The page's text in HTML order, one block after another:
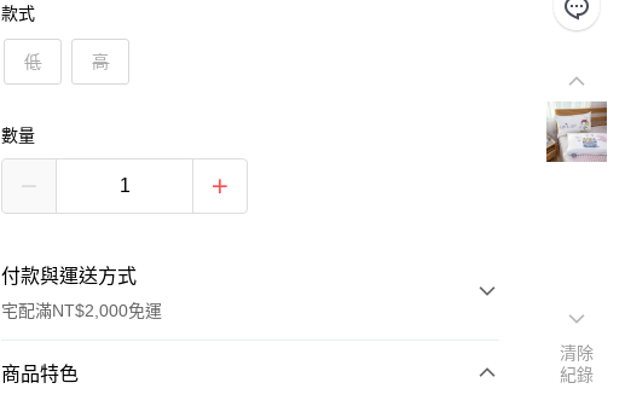
款式
低 高
數量
付款與運送方式
宅配滿NT$2,000免運
付款方式
商品特色
清除
紀錄